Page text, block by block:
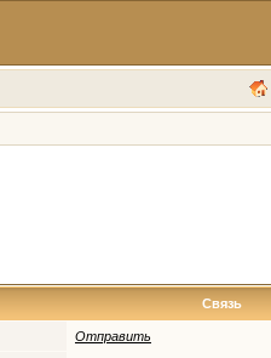
Связь
Отправить